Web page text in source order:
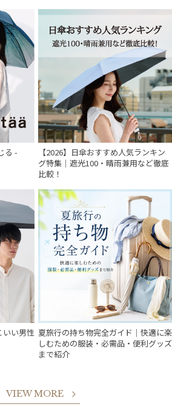
る -
【2026】日傘おすすめ人気ランキン
グ特集｜遮光100・晴雨兼用など徹底
比較！
いい男性 夏旅行の持ち物完全ガイド｜快適に楽
しむための服装・必需品・便利グッズ
まで紹介
VIEW MORE